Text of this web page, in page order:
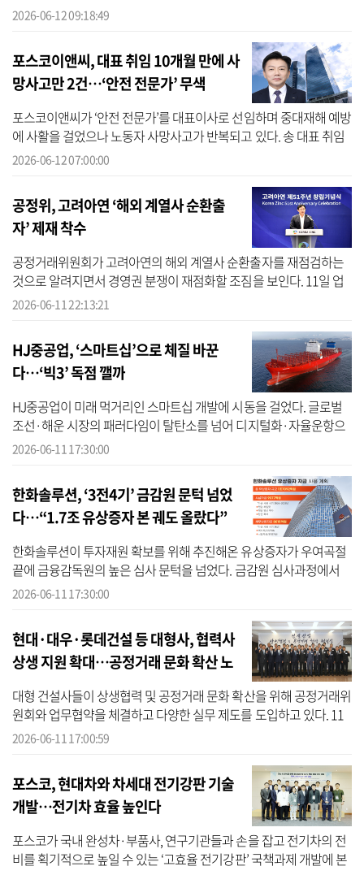
화한다. KAI는 11일(현지시간) 이탈리아 토리노에 위치한 GE Avio 본
2026-06-12 09:18:49
포스코이앤씨, 대표 취임 10개월 만에 사
망사고만 2건…‘안전 전문가’ 무색
포스코이앤씨가 ‘안전 전문가’를 대표이사로 선임하며 중대재해 예방
에 사활을 걸었으나 노동자 사망사고가 반복되고 있다. 송 대표 취임
후 1년이 채 지나지 않은 시점에 신안산선 복선전철 건설현장에서만
2026-06-12 07:00:00
공정위, 고려아연 ‘해외 계열사 순환출
자’ 제재 착수
공정거래위원회가 고려아연의 해외 계열사 순환출자를 재점검하는
것으로 알려지면서 경영권 분쟁이 재점화할 조짐을 보인다. 11일 업
계에 따르면 공정위는 지난 4월 고려아연 측에 심사 보고서를 발송한
2026-06-11 22:13:21
HJ중공업, ‘스마트십’으로 체질 바꾼
다…‘빅3’ 독점 깰까
HJ중공업이 미래 먹거리인 스마트십 개발에 시동을 걸었다. 글로벌
조선·해운 시장의 패러다임이 탈탄소를 넘어 디지털화·자율운항으
로 급격히 전환하는 가운데 체질 개선에 나선 것이다. HJ중공업은 자
2026-06-11 17:30:00
한화솔루션, ‘3전4기’ 금감원 문턱 넘었
다…“1.7조 유상증자 본 궤도 올랐다”
한화솔루션이 투자재원 확보를 위해 추진해온 유상증자가 우여곡절
끝에 금융감독원의 높은 심사 문턱을 넘었다. 금감원 심사과정에서
조달 규모와 자금 사용계획을 둘러싼 진통 끝에 여러 차례 수정작업
2026-06-11 17:30:00
현대·대우·롯데건설 등 대형사, 협력사
상생 지원 확대…공정거래 문화 확산 노
력
대형 건설사들이 상생협력 및 공정거래 문화 확산을 위해 공정거래위
원회와 업무협약을 체결하고 다양한 실무 제도를 도입하고 있다. 11
일 건설업계에 따르면 현대건설과 대우건설, 현대엔지니어링, 롯데건
2026-06-11 17:00:59
포스코, 현대차와 차세대 전기강판 기술
개발…전기차 효율 높인다
포스코가 국내 완성차·부품사, 연구기관들과 손을 잡고 전기차의 전
비를 획기적으로 높일 수 있는 ‘고효율 전기강판’ 국책과제 개발에 본